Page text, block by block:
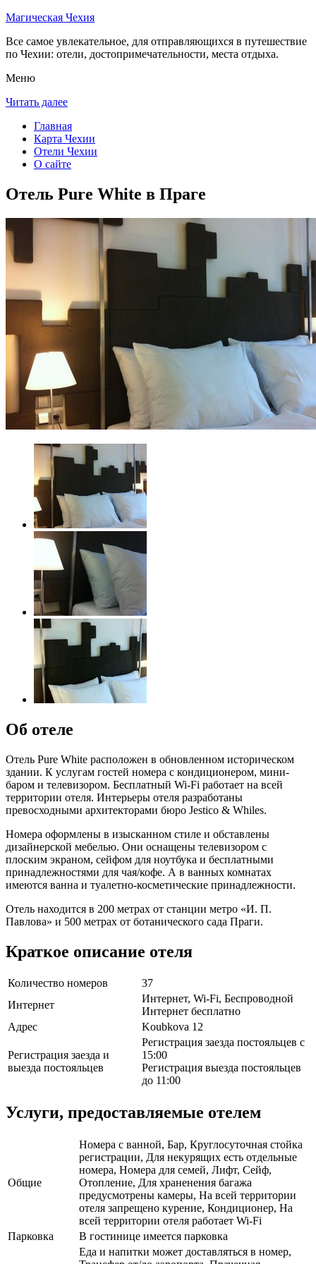
Магическая Чехия
Все самое увлекательное, для отправляющихся в путешествие
по Чехии: отели, достопримечательности, места отдыха.
Меню
Читать далее
Главная
Карта Чехии
Отели Чехии
О сайте
Отель Pure White в Праге
Об отеле
Отель Pure White расположен в обновленном историческом
здании. К услугам гостей номера с кондиционером, мини-
баром и телевизором. Бесплатный Wi-Fi работает на всей
территории отеля. Интерьеры отеля разработаны
превосходными архитекторами бюро Jestico & Whiles.
Номера оформлены в изысканном стиле и обставлены
дизайнерской мебелью. Они оснащены телевизором с
плоским экраном, сейфом для ноутбука и бесплатными
принадлежностями для чая/кофе. А в ванных комнатах
имеются ванна и туалетно-косметические принадлежности.
Отель находится в 200 метрах от станции метро «И. П.
Павлова» и 500 метрах от ботанического сада Праги.
Краткое описание отеля
Количество номеров
37
Интернет
Интернет, Wi-Fi, Беспроводной
Интернет бесплатно
Адрес
Koubkova 12
Регистрация заезда и
выезда постояльцев
Регистрация заезда постояльцев с
15:00
Регистрация выезда постояльцев
до 11:00
Услуги, предоставляемые отелем
Общие
Номера с ванной, Бар, Круглосуточная стойка
регистрации, Для некурящих есть отдельные
номера, Номера для семей, Лифт, Сейф,
Отопление, Для храненения багажа
предусмотрены камеры, На всей территории
отеля запрещено курение, Кондиционер, На
всей территории отеля работает Wi-Fi
Парковка
В гостинице имеется парковка
Еда и напитки может доставляться в номер,